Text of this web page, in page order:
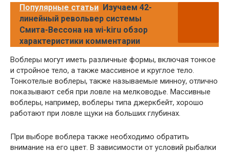
Популярные статьи Изучаем 42-
линейный револьвер системы
Смита-Вессона на wi-kiru обзор
характеристики комментарии
Воблеры могут иметь различные формы, включая тонкое
и стройное тело, а также массивное и круглое тело.
Тонкотелые воблеры, также называемые минноу, отлично
показывают себя при ловле на мелководье. Массивные
воблеры, например, воблеры типа джеркбейт, хорошо
работают при ловле щуки на больших глубинах.
При выборе воблера также необходимо обратить
внимание на его цвет. В зависимости от условий рыбалки